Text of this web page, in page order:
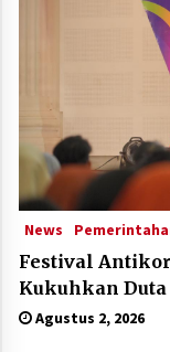
News
Festival
Kukuhkan
Agustus 2, 2026